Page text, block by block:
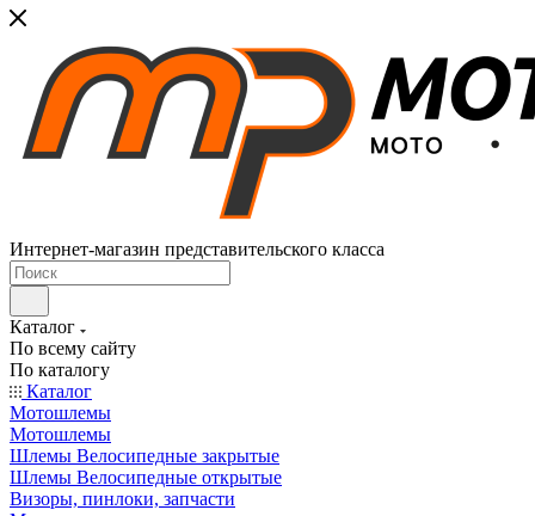
Интернет-магазин представительского класса
Каталог
По всему сайту
По каталогу
Каталог
Мотошлемы
Мотошлемы
Шлемы Велосипедные закрытые
Шлемы Велосипедные открытые
Визоры, пинлоки, запчасти